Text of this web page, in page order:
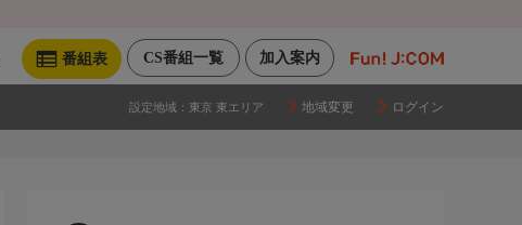
加入案内
CS番組一覧
番組表
設定地域： 東京 東エリア 地域変更 ログイン